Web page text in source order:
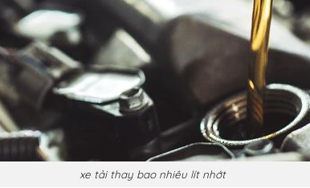
xe tải thay bao nhiêu lít nhớt